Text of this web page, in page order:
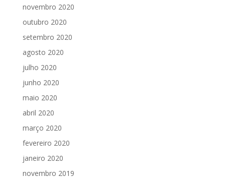
novembro 2020
outubro 2020
setembro 2020
agosto 2020
julho 2020
junho 2020
maio 2020
abril 2020
março 2020
fevereiro 2020
janeiro 2020
novembro 2019